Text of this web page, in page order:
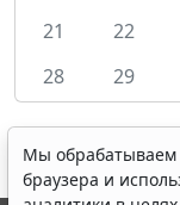
21
22
28
29
Мы
браузера и